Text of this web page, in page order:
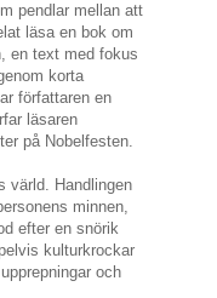
pendlar mellan att
läsa en bok om
en text med fokus
korta
författaren en
läsaren
på Nobelfesten.
värld. Handlingen
minnen,
efter en snörik
kulturkrockar
och